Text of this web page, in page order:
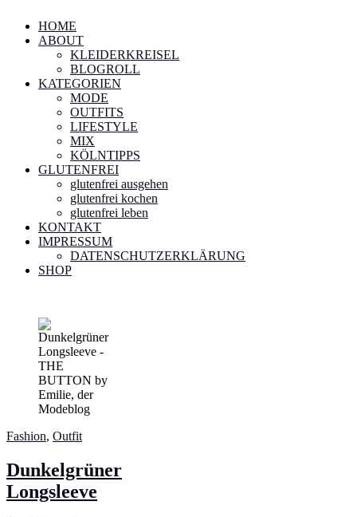
HOME
ABOUT
KLEIDERKREISEL
BLOGROLL
KATEGORIEN
MODE
OUTFITS
LIFESTYLE
MIX
KÖLNTIPPS
GLUTENFREI
glutenfrei ausgehen
glutenfrei kochen
glutenfrei leben
KONTAKT
IMPRESSUM
DATENSCHUTZERKLÄRUNG
SHOP
Fashion, Outfit
Dunkelgrüner
Longsleeve